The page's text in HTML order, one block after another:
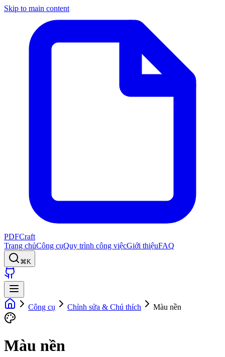
Skip to main content
PDFCraft
Trang chủCông cụQuy trình công việcGiới thiệuFAQ
⌘K
Công cụ Chỉnh sửa & Chú thích Màu nền
Màu nền